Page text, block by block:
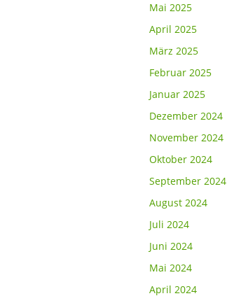
Mai 2025
April 2025
März 2025
Februar 2025
Januar 2025
Dezember 2024
November 2024
Oktober 2024
September 2024
August 2024
Juli 2024
Juni 2024
Mai 2024
April 2024